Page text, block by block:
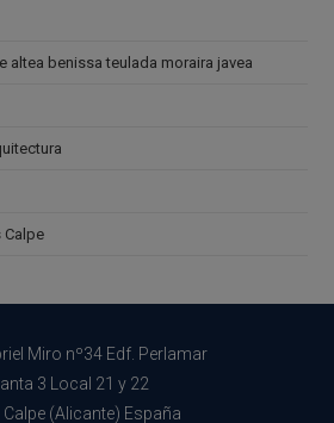
altea benissa teulada moraira javea
Calpe
Miro nº34 Edf. Perlamar
3 Local 21 y 22
(Alicante) España